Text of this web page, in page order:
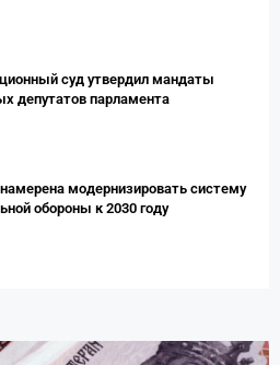
суд утвердил мандаты
депутатов парламента
модернизировать систему
обороны к 2030 году